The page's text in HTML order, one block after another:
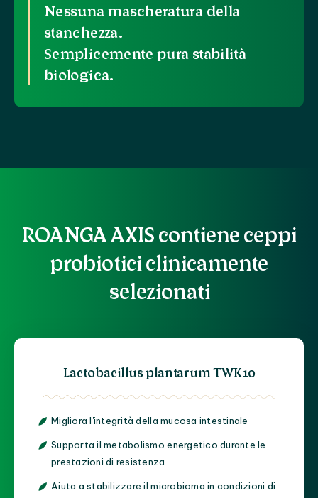
Nessuna mascheratura della
stanchezza.
Semplicemente pura stabilità
biologica.
ROANGA AXIS contiene ceppi
probiotici clinicamente
selezionati
Lactobacillus plantarum TWK10
Migliora l'integrità della mucosa intestinale
Supporta il metabolismo energetico durante le
prestazioni di resistenza
Aiuta a stabilizzare il microbioma in condizioni di